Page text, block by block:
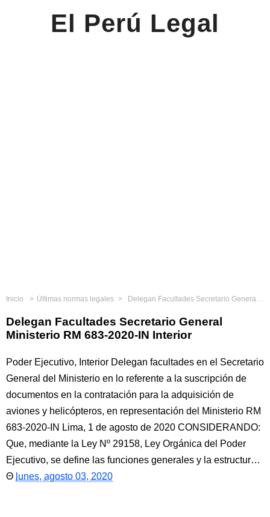
El Perú Legal
Inicio Últimas normas legales Delegan Facultades Secretario General Ministerio RM 683-2020-IN Interior
Delegan Facultades Secretario General
Ministerio RM 683-2020-IN Interior
Poder Ejecutivo, Interior Delegan facultades en el Secretario
General del Ministerio en lo referente a la suscripción de
documentos en la contratación para la adquisición de
aviones y helicópteros, en representación del Ministerio RM
683-2020-IN Lima, 1 de agosto de 2020 CONSIDERANDO:
Que, mediante la Ley Nº 29158, Ley Orgánica del Poder
Ejecutivo, se define las funciones generales y la estructur…
lunes, agosto 03, 2020